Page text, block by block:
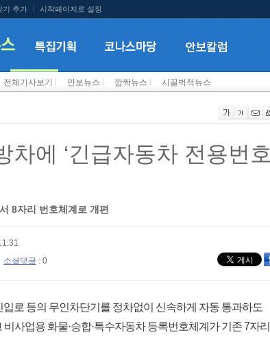
기 추가 시작페이지로 설정
전체기사보기 안보뉴스 깜짝뉴스 시끌벅적뉴스
차에 ‘긴급자동차 전용번호
8자리 번호체계로 개편
소셜댓글 : 0
로 등의 무인차단기를 정차없이 신속하게 자동 통과하도
사업용 화물·승합·특수자동차 등록번호체계가 기존 7자리